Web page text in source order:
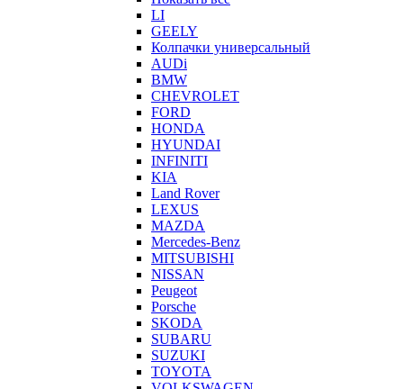
LI
GEELY
Колпачки универсальный
AUDi
BMW
CHEVROLET
FORD
HONDA
HYUNDAI
INFINITI
KIA
Land Rover
LEXUS
MAZDA
Mercedes-Benz
MITSUBISHI
NISSAN
Peugeot
Porsche
SKODA
SUBARU
SUZUKI
TOYOTA